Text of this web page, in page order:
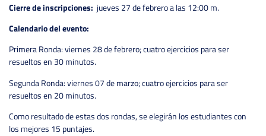
Cierre de inscripciones: jueves 27 de febrero a las 12:00 m.
Calendario del evento:
Primera Ronda: viernes 28 de febrero; cuatro ejercicios para ser
resueltos en 30 minutos.
Segunda Ronda: viernes 07 de marzo; cuatro ejercicios para ser
resueltos en 20 minutos.
Como resultado de estas dos rondas, se elegirán los estudiantes con
los mejores 15 puntajes.